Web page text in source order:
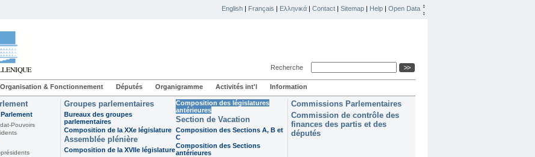
English | Français | Ελληνικά | Contact | Sitemap | Help | Open Data
Recherche
Organisation & Fonctionnement Députés Organigramme Activités int'l Information
Pouvoirs
Groupes parlementaires
Bureaux des groupes
parlementaires
Composition de la XXe législature
Assemblée plénière
Composition de la XVIIe législature
Composition des législatures
antérieures
Section de Vacation
Composition des Sections A, B et
C
Composition des Sections
antérieures
Commissions Parlementaires
Commission de contrôle des
finances des partis et des
députés